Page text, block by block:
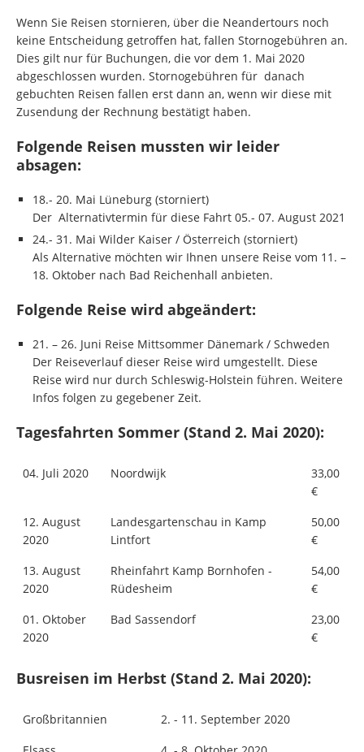
Wenn Sie Reisen stornieren, über die Neandertours noch
keine Entscheidung getroffen hat, fallen Stornogebühren an.
Dies gilt nur für Buchungen, die vor dem 1. Mai 2020
abgeschlossen wurden. Stornogebühren für danach
gebuchten Reisen fallen erst dann an, wenn wir diese mit
Zusendung der Rechnung bestätigt haben.
Folgende Reisen mussten wir leider
absagen:
18.- 20. Mai Lüneburg (storniert)
Der Alternativtermin für diese Fahrt 05.- 07. August 2021
24.- 31. Mai Wilder Kaiser / Österreich (storniert)
Als Alternative möchten wir Ihnen unsere Reise vom 11. –
18. Oktober nach Bad Reichenhall anbieten.
Folgende Reise wird abgeändert:
21. – 26. Juni Reise Mittsommer Dänemark / Schweden
Der Reiseverlauf dieser Reise wird umgestellt. Diese
Reise wird nur durch Schleswig-Holstein führen. Weitere
Infos folgen zu gegebener Zeit.
Tagesfahrten Sommer (Stand 2. Mai 2020):
04. Juli 2020 Noordwijk
33,00
€
12. August
2020
Landesgartenschau in Kamp
Lintfort
50,00
€
13. August
2020
Rheinfahrt Kamp Bornhofen -
Rüdesheim
54,00
€
01. Oktober
2020
Bad Sassendorf
23,00
€
Busreisen im Herbst (Stand 2. Mai 2020):
Großbritannien
2. - 11. September 2020